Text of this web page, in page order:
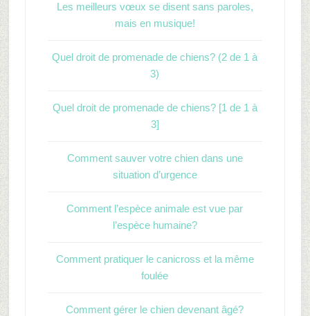
Les meilleurs vœux se disent sans paroles,
mais en musique!
Quel droit de promenade de chiens? (2 de 1 à
3)
Quel droit de promenade de chiens? [1 de 1 à
3]
Comment sauver votre chien dans une
situation d’urgence
Comment l’espèce animale est vue par
l’espèce humaine?
Comment pratiquer le canicross et la même
foulée
Comment gérer le chien devenant âgé?